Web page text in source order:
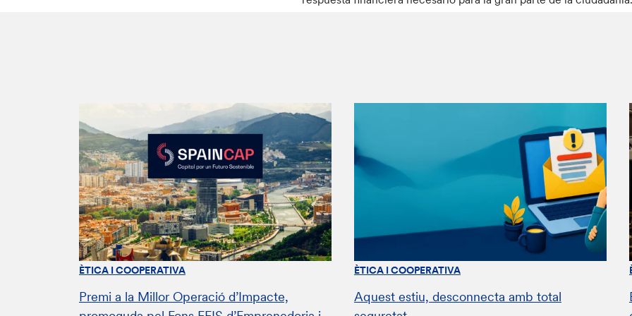
ÈTICA I COOPERATIVA
Premi a la Millor Operació d’Impacte,
ÈTICA I COOPERATIVA
Aquest estiu, desconnecta amb total